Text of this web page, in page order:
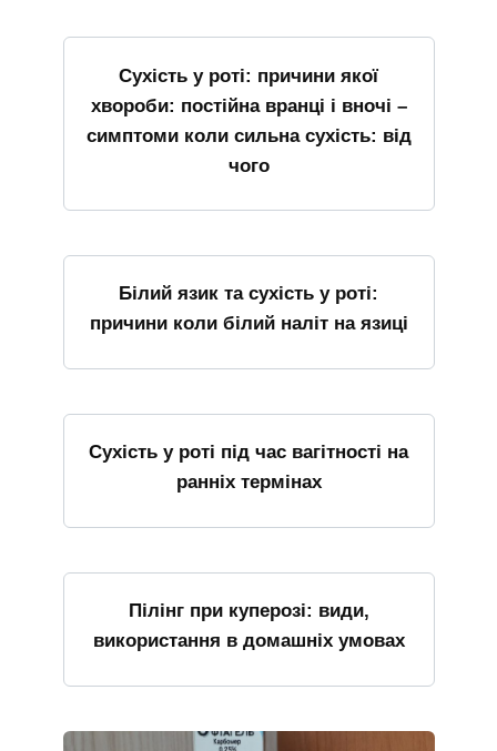
Сухість у роті: причини якої
хвороби: постійна вранці і вночі –
симптоми коли сильна сухість: від
чого
Білий язик та сухість у роті:
причини коли білий наліт на язиці
Сухість у роті під час вагітності на
ранніх термінах
Пілінг при куперозі: види,
використання в домашніх умовах